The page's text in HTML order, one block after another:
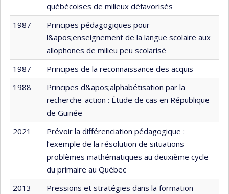
québécoises de milieux défavorisés
1987
Principes pédagogiques pour
l&apos;enseignement de la langue scolaire aux
allophones de milieu peu scolarisé
1987
Principes de la reconnaissance des acquis
1988
Principes d&apos;alphabétisation par la
recherche-action : Étude de cas en République
de Guinée
2021
Prévoir la différenciation pédagogique :
l’exemple de la résolution de situations-
problèmes mathématiques au deuxième cycle
du primaire au Québec
2013
Pressions et stratégies dans la formation